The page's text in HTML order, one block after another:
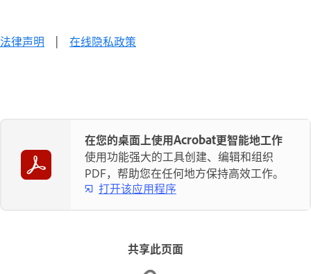
法律声明 | 在线隐私政策
在您的桌面上使用Acrobat更智能地工作
使用功能强大的工具创建、编辑和组织
PDF，帮助您在任何地方保持高效工作。
打开该应用程序
共享此页面